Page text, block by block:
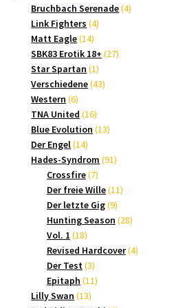
Produkte
Bruchbach Serenade 44
Link Fighters 44
Matt Eagle 1414
Produkte
SBK83 Erotik 18+ 2727
Star Spartan 11
Produkt
Verschiedene 4343
Western 66
Produkte
TNA United 1616
Produkte
Blue Evolution 1313
Der Engel 1414
Produkte
Hades-Syndrom 9191
Crossfire 77
Produkte
Der freie Wille 1111
Der letzte Gig 99
Produkte
Hunting Season 2828
Vol. 1 1818
Produkte
Revised Hardcover 44
Der Test 33
Produkte
Epitaph 1111
Lilly Swan 1313